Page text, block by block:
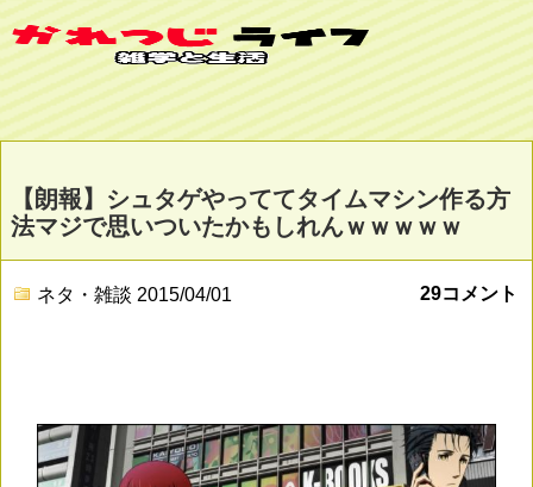
【朗報】シュタゲやっててタイムマシン作る方
法マジで思いついたかもしれんｗｗｗｗｗ
ネタ・雑談 2015/04/01 29コメント